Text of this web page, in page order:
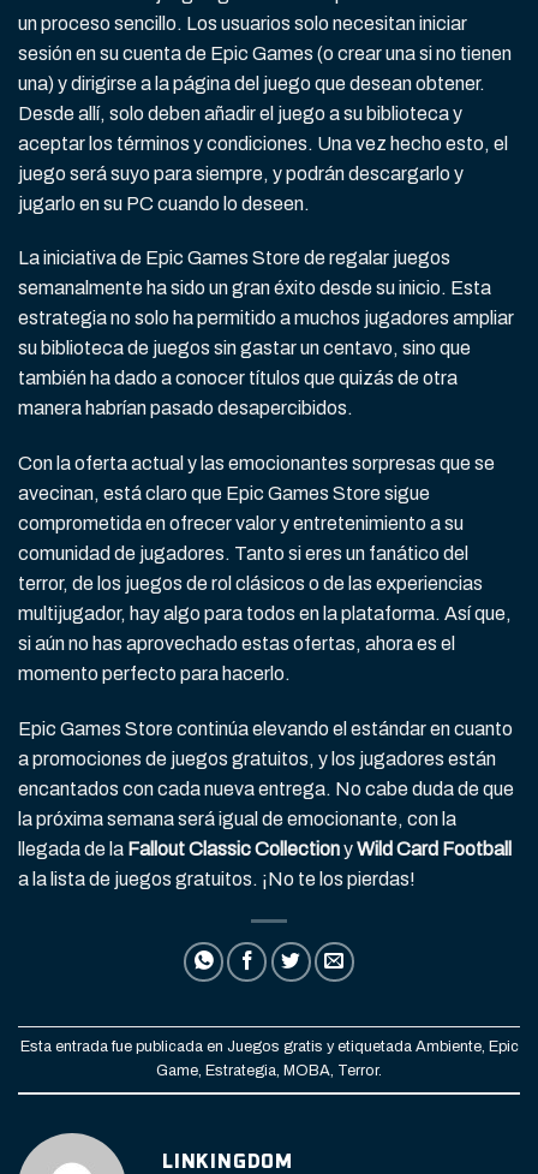
un proceso sencillo. Los usuarios solo necesitan iniciar
sesión en su cuenta de Epic Games (o crear una si no tienen
una) y dirigirse a la página del juego que desean obtener.
Desde allí, solo deben añadir el juego a su biblioteca y
aceptar los términos y condiciones. Una vez hecho esto, el
juego será suyo para siempre, y podrán descargarlo y
jugarlo en su PC cuando lo deseen.
La iniciativa de Epic Games Store de regalar juegos
semanalmente ha sido un gran éxito desde su inicio. Esta
estrategia no solo ha permitido a muchos jugadores ampliar
su biblioteca de juegos sin gastar un centavo, sino que
también ha dado a conocer títulos que quizás de otra
manera habrían pasado desapercibidos.
Con la oferta actual y las emocionantes sorpresas que se
avecinan, está claro que Epic Games Store sigue
comprometida en ofrecer valor y entretenimiento a su
comunidad de jugadores. Tanto si eres un fanático del
terror, de los juegos de rol clásicos o de las experiencias
multijugador, hay algo para todos en la plataforma. Así que,
si aún no has aprovechado estas ofertas, ahora es el
momento perfecto para hacerlo.
Epic Games Store continúa elevando el estándar en cuanto
a promociones de juegos gratuitos, y los jugadores están
encantados con cada nueva entrega. No cabe duda de que
la próxima semana será igual de emocionante, con la
llegada de la Fallout Classic CollectionyWild Card Football
a la lista de juegos gratuitos. ¡No te los pierdas!
Esta entrada fue publicada en Juegos gratis y etiquetada Ambiente, Epic
Game, Estrategia, MOBA, Terror.
LINKINGDOM